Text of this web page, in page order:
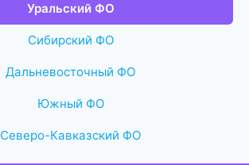
Уральский ФО
Сибирский ФО
Дальневосточный ФО
Южный ФО
Северо-Кавказский ФО